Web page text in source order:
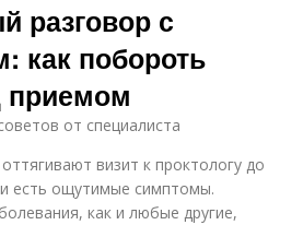
разговор с
как побороть
приемом
от специалиста
визит к проктологу до
есть ощутимые симптомы.
как и любые другие,